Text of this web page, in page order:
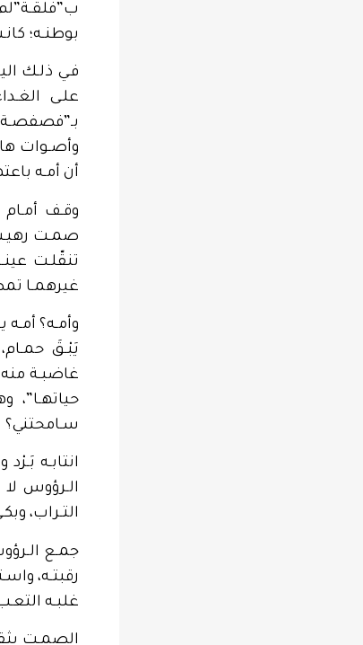
بوطنـه؛
فـي ذلـك
علـى
وأصـوات
أن أمـه
وقـف
صمـت
تنقّلـت
غيرهمـا
وأمـه؟
يَبْـقَ
غاضبـة
سـامحتني؟
انتابـه
الـرؤوس لا
التـراب،
جمـع
رقبتـه،
غلبـه
الصمـت